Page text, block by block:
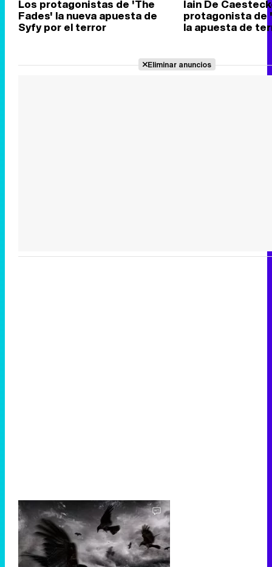
Los protagonistas de 'The
Fades' la nueva apuesta de
Syfy por el terror
Iain De
protagonista de
la apuesta de
Eliminar anuncios